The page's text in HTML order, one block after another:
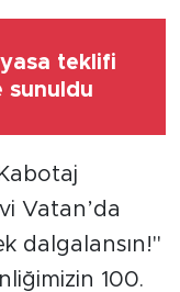
teklifi
sunuldu
Vatan’da
dalgalansın!"
100.